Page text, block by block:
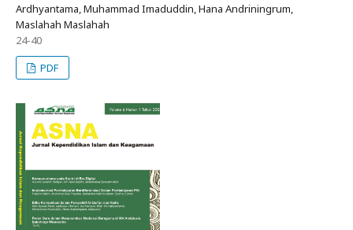
Ardhyantama, Muhammad Imaduddin, Hana Andriningrum,
Maslahah Maslahah
24-40
PDF